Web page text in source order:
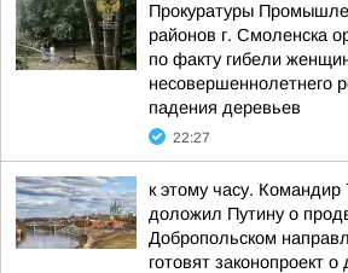
Прокуратуры
районов г. Смоленска
по факту гибели
несовершеннолетнего
падения деревьев
22:27
к этому часу.
доложил Путину о
Добропольском
готовят законопроект